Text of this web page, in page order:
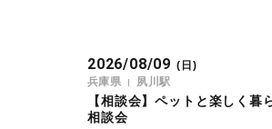
2026/08/09 (日)
兵庫県
夙川駅
【相談会】ペットと楽しく暮
相談会